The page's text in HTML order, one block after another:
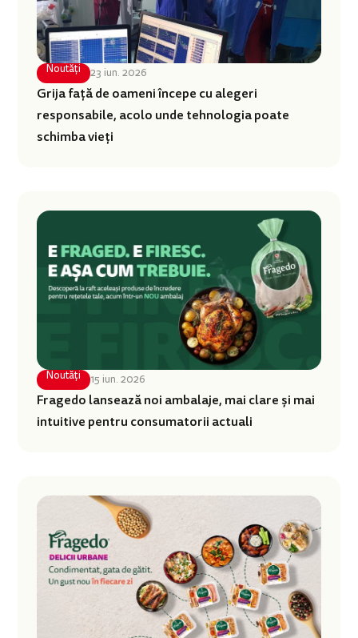
Noutăți 23 iun. 2026
Grija față de oameni începe cu alegeri
responsabile, acolo unde tehnologia poate
schimba vieți
Noutăți 15 iun. 2026
Fragedo lansează noi ambalaje, mai clare și mai
intuitive pentru consumatorii actuali